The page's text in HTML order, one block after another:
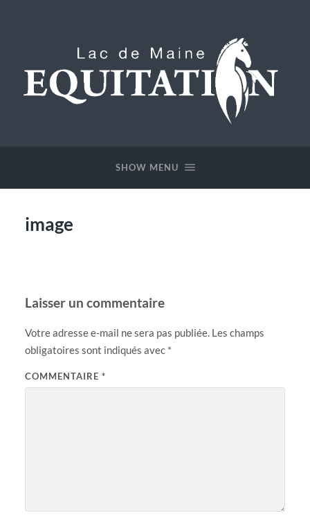
SHOW MENU
image
Laisser un commentaire
Votre adresse e-mail ne sera pas publiée. Les champs
obligatoires sont indiqués avec *
COMMENTAIRE *